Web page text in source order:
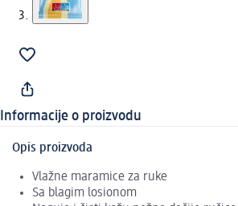
Informacije o proizvodu
Opis proizvoda
Vlažne maramice za ruke
Sa blagim losionom